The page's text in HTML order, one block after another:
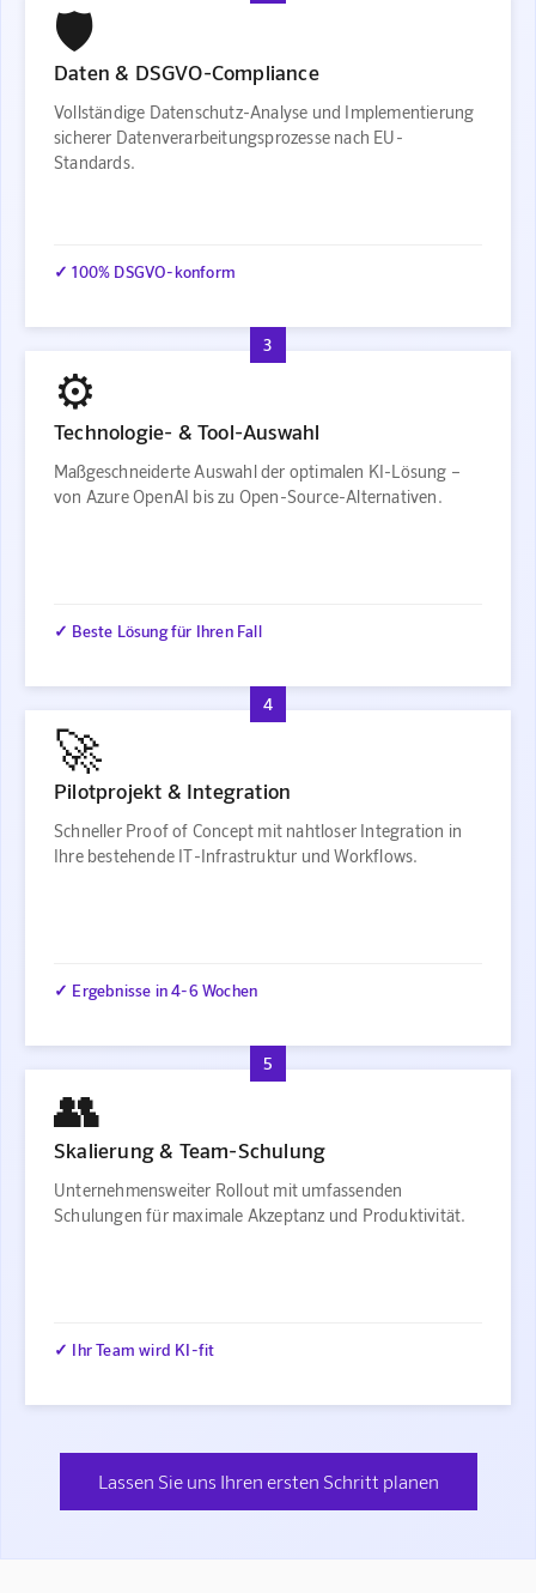
🛡️
Daten & DSGVO-Compliance
Vollständige Datenschutz-Analyse und Implementierung
sicherer Datenverarbeitungsprozesse nach EU-
Standards.
✓ 100% DSGVO-konform
3
⚙️
Technologie- & Tool-Auswahl
Maßgeschneiderte Auswahl der optimalen KI-Lösung –
von Azure OpenAI bis zu Open-Source-Alternativen.
✓ Beste Lösung für Ihren Fall
4
🚀
Pilotprojekt & Integration
Schneller Proof of Concept mit nahtloser Integration in
Ihre bestehende IT-Infrastruktur und Workflows.
✓ Ergebnisse in 4-6 Wochen
5
👥
Skalierung & Team-Schulung
Unternehmensweiter Rollout mit umfassenden
Schulungen für maximale Akzeptanz und Produktivität.
✓ Ihr Team wird KI-fit
Lassen Sie uns Ihren ersten Schritt planen